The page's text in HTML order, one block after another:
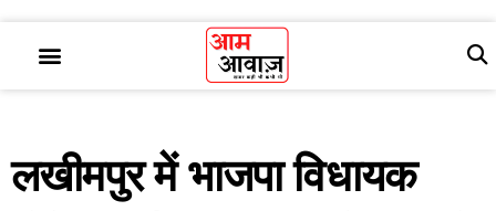
लखीमपुर में भाजपा विधायक